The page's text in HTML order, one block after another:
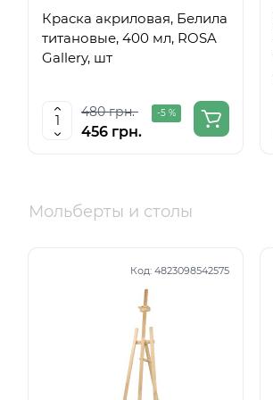
Краска акриловая, Белила
титановые, 400 мл, ROSA
Gallery, шт
480 грн. -5 %
456 грн.
Мольберты и столы
Код: 4823098542575